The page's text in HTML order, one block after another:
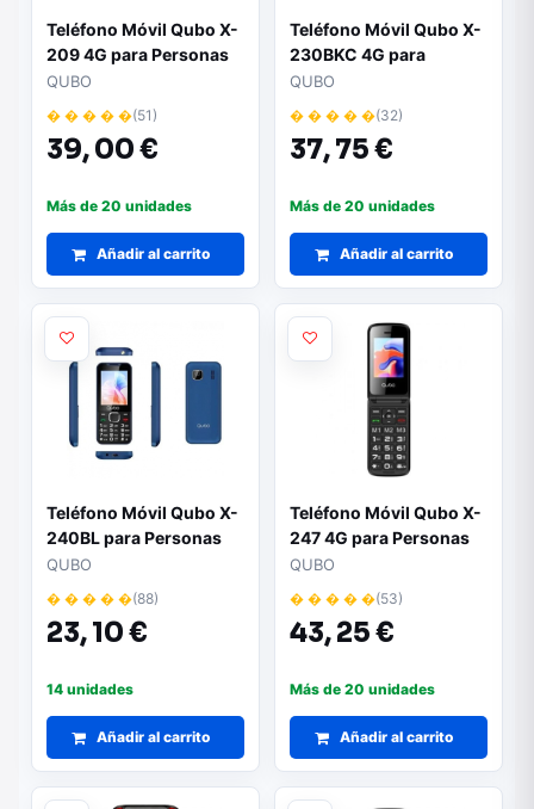
Teléfono Móvil Qubo X-
209 4G para Personas
Mayores/ Negro
QUBO
� � � � �(51)
39,00 €
Más de 20 unidades
Añadir al carrito
Teléfono Móvil Qubo X-
230BKC 4G para
Personas Mayores/
QUBO
� � � � �(32)
37,75 €
Más de 20 unidades
Añadir al carrito
Teléfono Móvil Qubo X-
240BL para Personas
Mayores/ Azul
QUBO
� � � � �(88)
23,10 €
14 unidades
Añadir al carrito
Teléfono Móvil Qubo X-
247 4G para Personas
Mayores/ Negro y Azul
QUBO
� � � � �(53)
43,25 €
Más de 20 unidades
Añadir al carrito